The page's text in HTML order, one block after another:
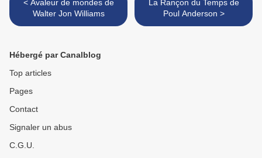
< Avaleur de mondes de
Walter Jon Williams
La Rançon du Temps de
Poul Anderson >
Hébergé par Canalblog
Top articles
Pages
Contact
Signaler un abus
C.G.U.